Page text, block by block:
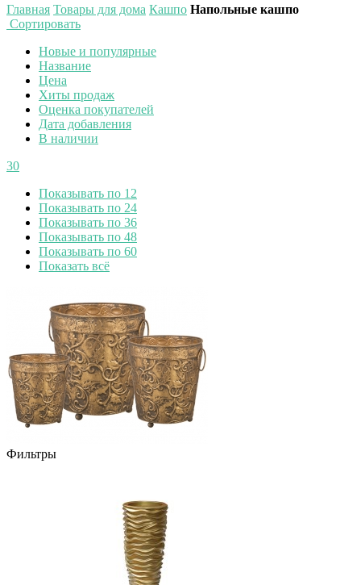
Главная Товары для дома Кашпо Напольные кашпо
Сортировать
Новые и популярные
Название
Цена
Хиты продаж
Оценка покупателей
Дата добавления
В наличии
30
Показывать по 12
Показывать по 24
Показывать по 36
Показывать по 48
Показывать по 60
Показать всё
Фильтры